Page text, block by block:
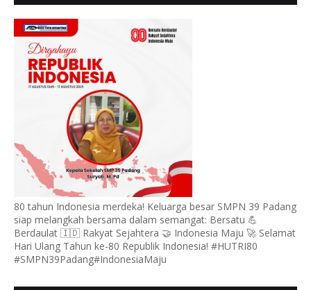
80 tahun Indonesia merdeka! Keluarga besar SMPN 39 Padang
siap melangkah bersama dalam semangat: Bersatu 💪
Berdaulat 🇮🇩 Rakyat Sejahtera 🤝 Indonesia Maju 🚀 Selamat
Hari Ulang Tahun ke-80 Republik Indonesia! #HUTRI80
#SMPN39Padang#IndonesiaMaju